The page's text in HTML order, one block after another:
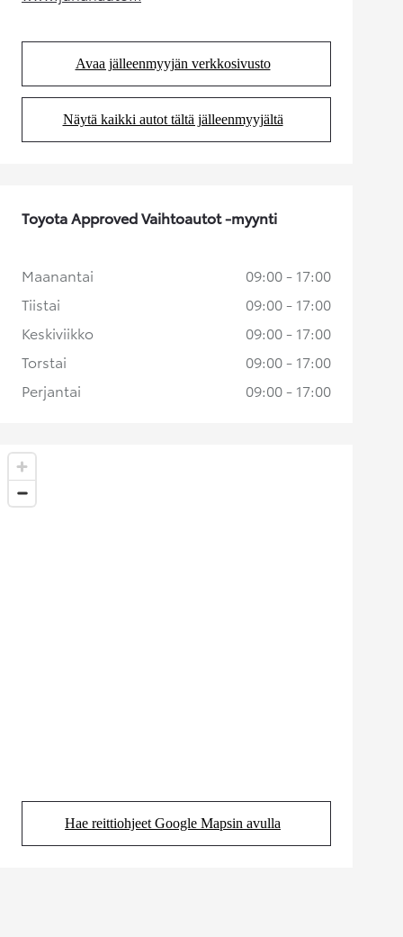
(Aukeaa uudessa välilehdessä)
Avaa jälleenmyyjän verkkosivusto
(Aukeaa uudessa välilehdessä)
Näytä kaikki autot tältä jälleenmyyjältä
(Aukeaa uudessa välilehdessä)
Hae reittiohjeet Google Mapsin avulla
(Aukeaa uudessa välilehdessä)
Toyota Approved Vaihtoautot -myynti
Maanantai
09:00 - 17:00
Tiistai
09:00 - 17:00
Keskiviikko
09:00 - 17:00
Torstai
09:00 - 17:00
Perjantai
09:00 - 17:00